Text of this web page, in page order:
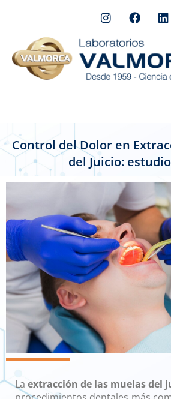
Control del Dolor en
del Juicio:
dolor extracción
La extracción de las muelas del